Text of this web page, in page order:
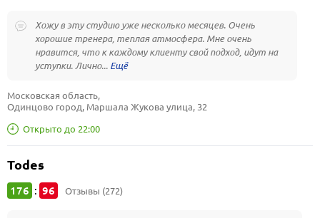
Хожу в эту студию уже несколько месяцев. Очень
хорошие тренера, теплая атмосфера. Мне очень
нравится, что к каждому клиенту свой подход, идут на
уступки. Лично...
Открыто до 22:00
Московская область,
Одинцово город, Маршала Жукова улица, 32
Todes
176 : 96 Отзывы (272)